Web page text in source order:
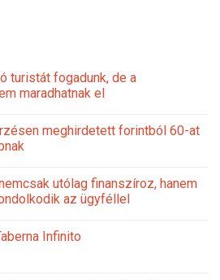
turistát fogadunk, de a
maradhatnak el
meghirdetett forintból 60-at
utólag finanszíroz, hanem
az ügyféllel
Infinito